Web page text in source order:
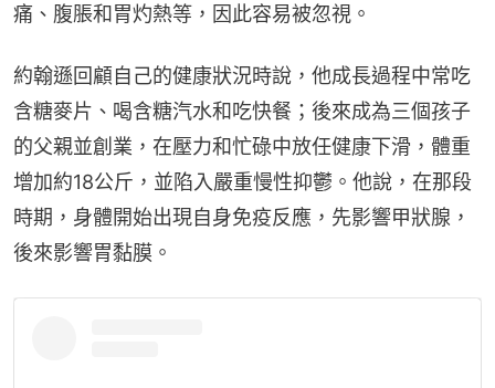
痛、腹脹和胃灼熱等，因此容易被忽視。
約翰遜回顧自己的健康狀況時說，他成長過程中常吃
含糖麥片、喝含糖汽水和吃快餐；後來成為三個孩子
的父親並創業，在壓力和忙碌中放任健康下滑，體重
增加約18公斤，並陷入嚴重慢性抑鬱。他說，在那段
時期，身體開始出現自身免疫反應，先影響甲狀腺，
後來影響胃黏膜。